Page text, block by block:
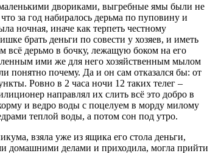
двориками, выгребные ямы были не
за год набиралось дерьма по пуповину и
ночная, иначе как терпеть честному
брать деньги по совести у хозяев, и иметь
дерьмо в бочку, лежащую боком на его
ими же для него хозяйственным мылом
понятно почему. Да и он сам отказался бы: от
Ровно в 2 часа ночи 12 таких телег –
направлял их слить всё это добро в
и ведро воды с поцелуем в морду милому
теплой воды, а потом сон под утро.
взяла уже из ящика его стола деньги,
домашними делами и приходила, могла прийти